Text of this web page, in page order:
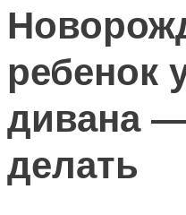
ребенок
дивана
делать